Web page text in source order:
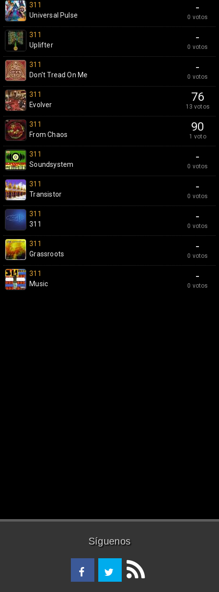
-
0 votos
311
Universal Pulse
-
0 votos
311
Uplifter
-
0 votos
311
Don't Tread On Me
76
13 votos
311
Evolver
90
1 voto
311
From Chaos
-
0 votos
311
Soundsystem
-
0 votos
311
Transistor
-
0 votos
311
311
-
0 votos
311
Grassroots
-
0 votos
311
Music
Síguenos